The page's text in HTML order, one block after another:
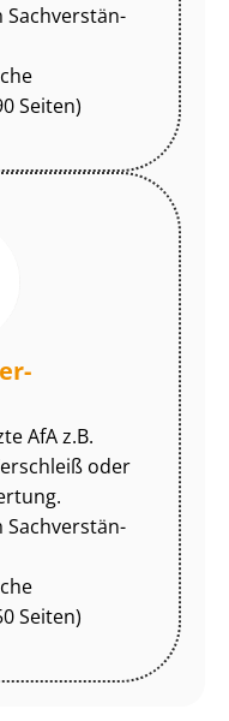
Sach­ver­stän­
Seiten)
AfA z.B.
oder
Sach­ver­stän­
Seiten)